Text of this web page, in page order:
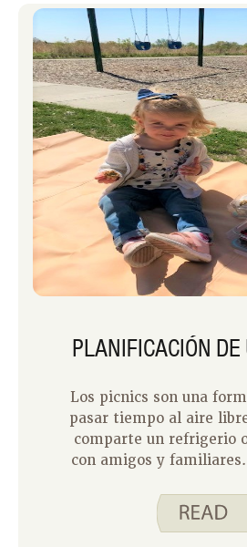
snacks convierte en un
cada uno puede
guste.
PLANIFICACIÓN
Los picnics son una
pasar tiempo al aire
comparte un refrigerio
con amigos y
los picnics son una
familia. Nuestro hijo de